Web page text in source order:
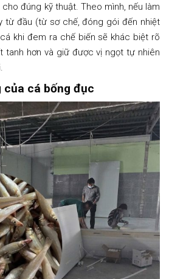
đúng kỹ thuật. Theo mình, nếu làm
từ đầu (từ sơ chế, đóng gói đến nhiệt
khi đem ra chế biến sẽ khác biệt rõ
tanh hơn và giữ được vị ngọt tự nhiên
của cá bống đục